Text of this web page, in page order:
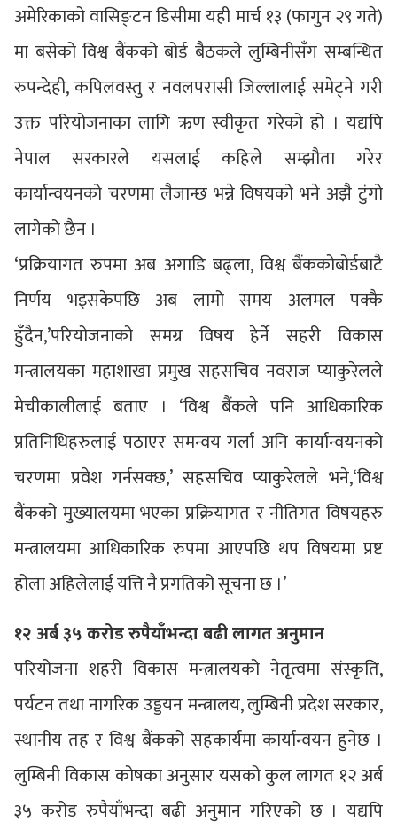
अमेरिकाको वासिङ्टन डिसीमा यही मार्च १३ (फागुन २९ गते)
मा बसेको विश्व बैंकको बोर्ड बैठकले लुम्बिनीसँग सम्बन्धित
रुपन्देही, कपिलवस्तु र नवलपरासी जिल्लालाई समेट्ने गरी
उक्त परियोजनाका लागि ऋण स्वीकृत गरेको हो । यद्यपि
नेपाल सरकारले यसलाई कहिले सम्झौता गरेर
कार्यान्वयनको चरणमा लैजान्छ भन्ने विषयको भने अझै टुंगो
लागेको छैन ।
‘प्रक्रियागत रुपमा अब अगाडि बढ्ला, विश्व बैंककोबोर्डबाटै
निर्णय भइसकेपछि अब लामो समय अलमल पक्कै
हुँदैन,’परियोजनाको समग्र विषय हेर्ने सहरी विकास
मन्त्रालयका महाशाखा प्रमुख सहसचिव नवराज प्याकुरेलले
मेचीकालीलाई बताए । ‘विश्व बैंकले पनि आधिकारिक
प्रतिनिधिहरुलाई पठाएर समन्वय गर्ला अनि कार्यान्वयनको
चरणमा प्रवेश गर्नसक्छ,’ सहसचिव प्याकुरेलले भने,‘विश्व
बैंकको मुख्यालयमा भएका प्रक्रियागत र नीतिगत विषयहरु
मन्त्रालयमा आधिकारिक रुपमा आएपछि थप विषयमा प्रष्ट
होला अहिलेलाई यत्ति नै प्रगतिको सूचना छ ।’
१२ अर्ब ३५ करोड रुपैयाँभन्दा बढी लागत अनुमान
परियोजना शहरी विकास मन्त्रालयको नेतृत्वमा संस्कृति,
पर्यटन तथा नागरिक उड्डयन मन्त्रालय, लुम्बिनी प्रदेश सरकार,
स्थानीय तह र विश्व बैंकको सहकार्यमा कार्यान्वयन हुनेछ ।
लुम्बिनी विकास कोषका अनुसार यसको कुल लागत १२ अर्ब
३५ करोड रुपैयाँभन्दा बढी अनुमान गरिएको छ । यद्यपि